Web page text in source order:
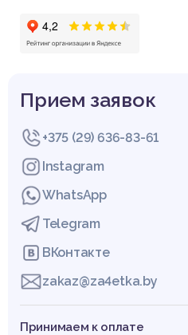
Прием заявок
+375 (29) 636-83-61
Instagram
WhatsApp
Telegram
ВКонтакте
zakaz@za4etka.by
Принимаем к оплате